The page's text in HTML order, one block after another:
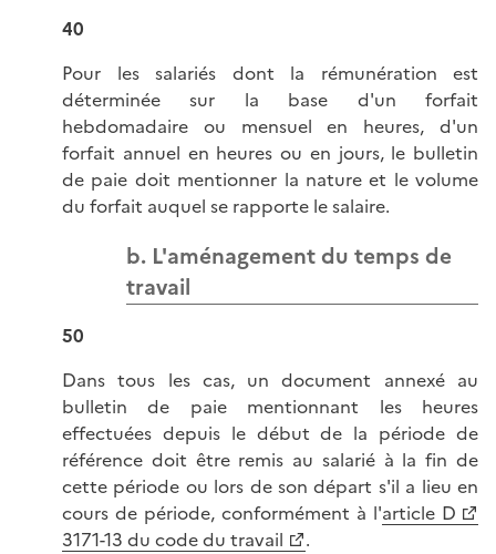
40
Pour les salariés dont la rémunération est
déterminée sur la base d'un forfait
hebdomadaire ou mensuel en heures, d'un
forfait annuel en heures ou en jours, le bulletin
de paie doit mentionner la nature et le volume
du forfait auquel se rapporte le salaire.
b. L'aménagement du temps de
travail
50
Dans tous les cas, un document annexé au
bulletin de paie mentionnant les heures
effectuées depuis le début de la période de
référence doit être remis au salarié à la fin de
cette période ou lors de son départ s'il a lieu en
cours de période, conformément à l'article D
3171-13 du code du travail
.